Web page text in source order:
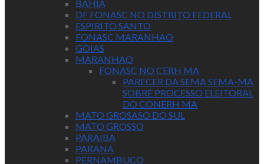
BAHIA
DF FONASC NO DISTRITO FEDERAL
ESPIRITO SANTO
FONASC MARANHAO
GOIAS
MARANHAO
FONASC NO CERH MA
PARECER DA SEMA SEMA-MA
SOBRE PROCESSO ELEITORAL
DO CONERH MA
MATO GROSASO DO SUL
MATO GROSSO
PARAIBA
PARANA
PERNAMBUCO